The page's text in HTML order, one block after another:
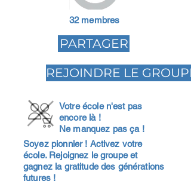
32 membres
PARTAGER
REJOINDRE LE GROUPE
Votre école n'est pas
encore là !
Ne manquez pas ça !
Soyez pionnier ! Activez votre
école. Rejoignez le groupe et
gagnez la gratitude des générations
futures !